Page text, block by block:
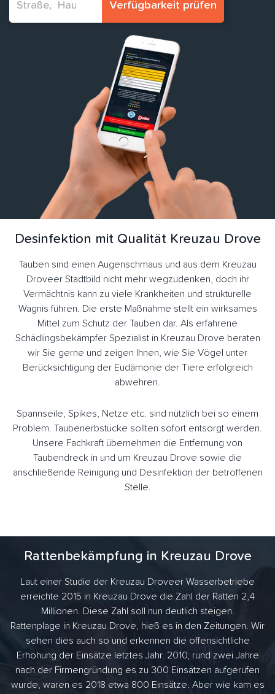
Verfügbarkeit prüfen
Desinfektion mit Qualität Kreuzau Drove
Tauben sind einen Augenschmaus und aus dem Kreuzau
Droveer Stadtbild nicht mehr wegzudenken, doch ihr
Vermächtnis kann zu viele Krankheiten und strukturelle
Wagnis führen. Die erste Maßnahme stellt ein wirksames
Mittel zum Schutz der Tauben dar. Als erfahrene
Schädlingsbekämpfer Spezialist in Kreuzau Drove beraten
wir Sie gerne und zeigen Ihnen, wie Sie Vögel unter
Berücksichtigung der Eudämonie der Tiere erfolgreich
abwehren.
Spannseile, Spikes, Netze etc. sind nützlich bei so einem
Problem. Taubenerbstücke sollten sofort entsorgt werden.
Unsere Fachkraft übernehmen die Entfernung von
Taubendreck in und um Kreuzau Drove sowie die
anschließende Reinigung und Desinfektion der betroffenen
Stelle.
Rattenbekämpfung in Kreuzau Drove
Laut einer Studie der Kreuzau Droveer Wasserbetriebe
erreichte 2015 in Kreuzau Drove die Zahl der Ratten 2,4
Millionen. Diese Zahl soll nun deutlich steigen.
Rattenplage in Kreuzau Drove, hieß es in den Zeitungen. Wir
sehen dies auch so und erkennen die offensichtliche
Erhöhung der Einsätze letztes Jahr. 2010, rund zwei Jahre
nach der Firmengründung es zu 300 Einsätzen aufgerufen
wurde, waren es 2018 etwa 800 Einsätze. Aber wie kam es